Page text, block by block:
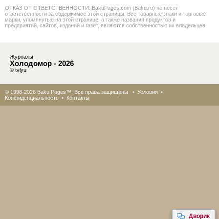
ОТКАЗ ОТ ОТВЕТСТВЕННОСТИ: BakuPages.com (Baku.ru) не несет
ответственности за содержимое этой страницы. Все товарные знаки и торговые
марки, упомянутые на этой странице, а также названия продуктов и
предприятий, сайтов, изданий и газет, являются собственностью их владельцев.
Дворик
Журналы
Холодомор - 2026
© tvlyu
© 1998-2026 Baku Pages™. Все права защищены • Условия •
Конфиденциальность • Контакты